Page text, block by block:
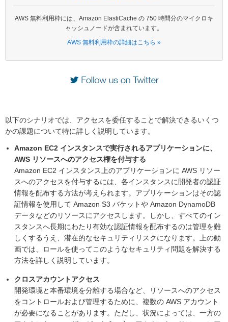
AWS 無料利用枠には、Amazon ElastiCache の 750 時間分のマイクロキ
ャッシュノードが含まれています。
AWS 無料利用枠の詳細はこちら »
以下のシナリオでは、アクセスを委任することで解決できるいくつ
かの課題について特に詳しく説明しています。
Amazon EC2 インスタンスで実行されるアプリケーションに、
AWS リソースへのアクセス権を付与する
Amazon EC2 インスタンス上のアプリケーションに AWS リソー
スへのアクセスを付与するには、各インスタンスに開発者の認証
情報を配布する方法が考えられます。アプリケーションはその認
証情報を使用して Amazon S3 バケットや Amazon DynamoDB
データなどのリソースにアクセスします。しかし、すべてのイン
スタンスへ長期にわたり有効な認証情報を配布するのは管理を難
しくするうえ、潜在的なセキュリティリスクになります。上の動
画では、ロールを使ってこのようなセキュリティ問題を解決する
方法を詳しく説明しています。
クロスアカウントアクセス
開発環境と本番環境を分離する場合など、リソースへのアクセス
をコントロールおよび管理するために、複数の AWS アカウント
が必要になることがあります。ただし、状況によっては、一方の